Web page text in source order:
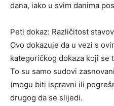
dana, iako u svim danima
Peti dokaz: Različitost
Ovo dokazuje da u vezi s
kategoričkog dokaza koji se
To su samo sudovi
(mogu biti ispravni ili
drugog da se slijedi.